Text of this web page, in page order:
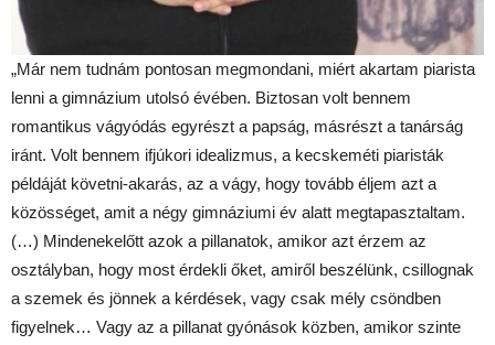
„Már nem tudnám pontosan megmondani, miért akartam piarista
lenni a gimnázium utolsó évében. Biztosan volt bennem
romantikus vágyódás egyrészt a papság, másrészt a tanárság
iránt. Volt bennem ifjúkori idealizmus, a kecskeméti piaristák
példáját követni-akarás, az a vágy, hogy tovább éljem azt a
közösséget, amit a négy gimnáziumi év alatt megtapasztaltam.
(…) Mindenekelőtt azok a pillanatok, amikor azt érzem az
osztályban, hogy most érdekli őket, amiről beszélünk, csillognak
a szemek és jönnek a kérdések, vagy csak mély csöndben
figyelnek… Vagy az a pillanat gyónások közben, amikor szinte